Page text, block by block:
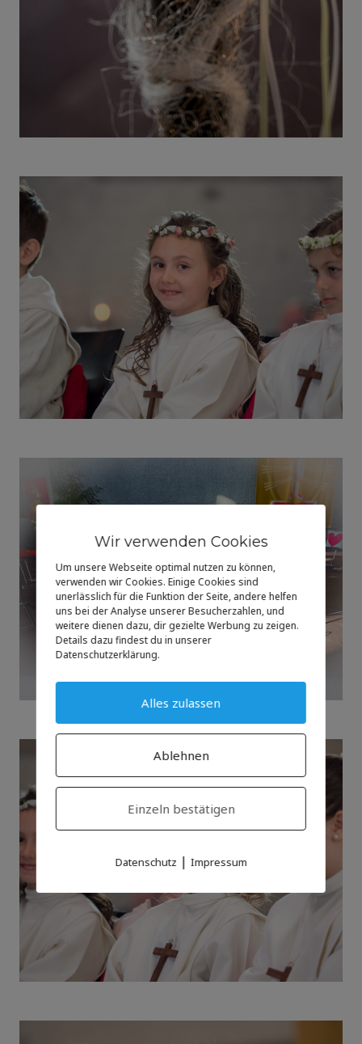
Wir verwenden Cookies
Um unsere Webseite optimal nutzen zu können,
verwenden wir Cookies. Einige Cookies sind
unerlässlich für die Funktion der Seite, andere helfen
uns bei der Analyse unserer Besucherzahlen, und
weitere dienen dazu, dir gezielte Werbung zu zeigen.
Details dazu findest du in unserer
Datenschutzerklärung.
Alles zulassen
Ablehnen
Einzeln bestätigen
Datenschutz | Impressum